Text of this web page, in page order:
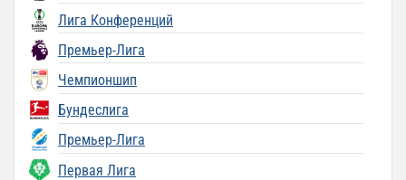
Лига Конференций
Премьер-Лига
Чемпионшип
Бундеслига
Премьер-Лига
Первая Лига